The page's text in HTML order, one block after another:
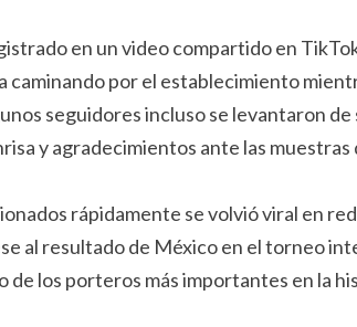
en un video compartido en
caminando por el establecimiento
seguidores incluso se levantaron
y agradecimientos ante las muestras
rápidamente se volvió viral en
al resultado de México en el torneo
de los porteros más importantes en la